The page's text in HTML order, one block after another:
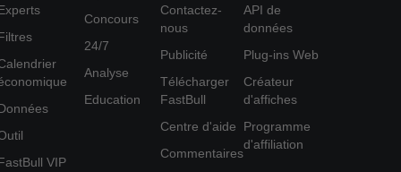
VIP
Concours
24/7
Analyse
Education
Contactez-
nous
Publicité
Télécharger
FastBull
Centre d'aide
Commentaires
API de
données
Plug-ins Web
Créateur
d'affiches
Programme
d'affiliation